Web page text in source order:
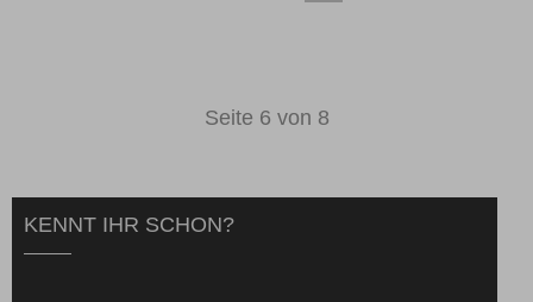
Seite 6 von 8
KENNT IHR SCHON?